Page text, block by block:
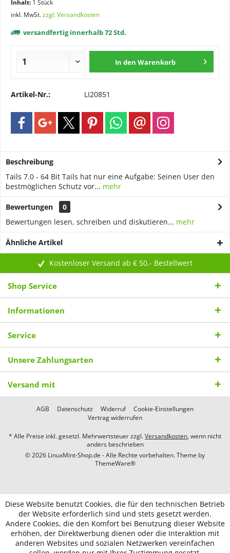
Inhalt: 1 Stück
inkl. MwSt.zzgl. Versandkosten
versandfertig innerhalb 72 Std.
In den Warenkorb
Artikel-Nr.: LI20851
Beschreibung
Tails 7.0 - 64 Bit Tails hat nur eine Aufgabe: Seinen User den
bestmöglichen Schutz vor... mehr
Bewertungen
0
Bewertungen lesen, schreiben und diskutieren... mehr
Ähnliche Artikel
Kostenloser Versand ab € 50,- Bestellwert
Shop Service
Informationen
Service
Unsere Zahlungsarten
Versand mit
AGB Datenschutz Widerruf
Cookie-Einstellungen
Vertrag widerrufen
* Alle Preise inkl. gesetzl. Mehrwertsteuer zzgl.Versandkosten, wenn nicht
anders beschrieben
© 2026 LinuxMint-Shop.de - Alle Rechte vorbehalten. Theme by
ThemeWare®
Diese Website benutzt Cookies, die für den technischen Betrieb
der Website erforderlich sind und stets gesetzt werden.
Andere Cookies, die den Komfort bei Benutzung dieser Website
erhöhen, der Direktwerbung dienen oder die Interaktion mit
anderen Websites und sozialen Netzwerken vereinfachen